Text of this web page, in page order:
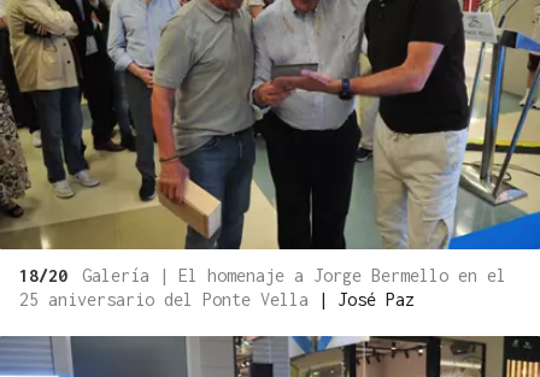
18/20
Galería | El homenaje a Jorge Bermello en el
25 aniversario del Ponte Vella
| José Paz